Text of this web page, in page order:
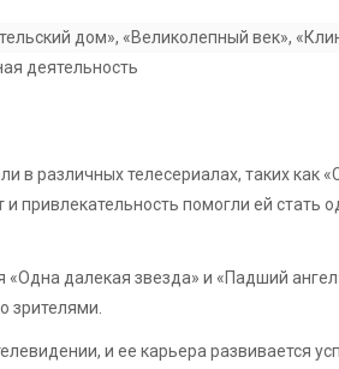
дом», «Великолепный век»,
деятельность
в различных телесериалах, таких как
привлекательность помогли ей стать
далекая звезда» и «Падший
зрителями.
и ее карьера развивается